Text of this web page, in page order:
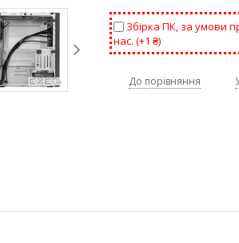
Збірка ПК, за умови
нас. (+1 ₴)
До порівняння